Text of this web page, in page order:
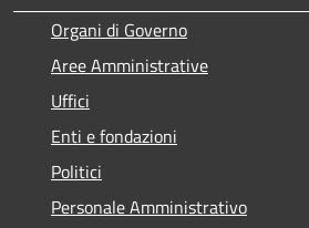
Organi di Governo
Aree Amministrative
Uffici
Enti e fondazioni
Politici
Personale Amministrativo